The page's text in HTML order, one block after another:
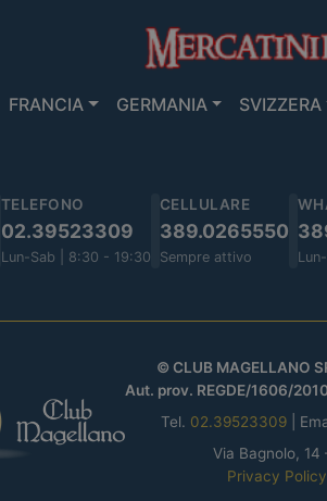
FRANCIA GERMANIA SVIZZERA
TELEFONO
02.39523309
Lun-Sab | 8:30 - 19:30
CELLULARE
389.0265550
Sempre attivo
© CLUB MAGELLANO
Aut. prov. REGDE/1606/
Tel. 02.39523309 |
Via Bagnolo, 14
Privacy Policy